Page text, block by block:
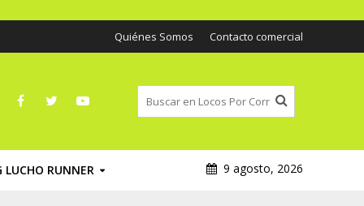
Quiénes Somos Contacto comercial
LUCHO RUNNER 9 agosto, 2026